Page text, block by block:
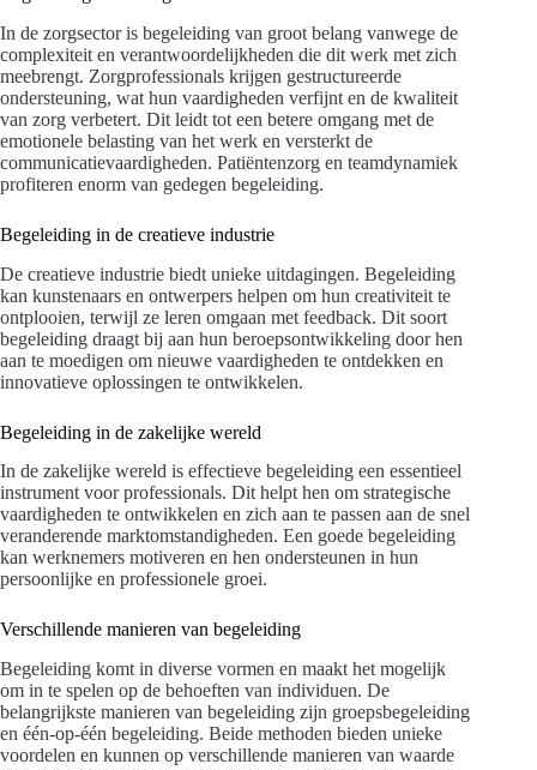
In de zorgsector is begeleiding van groot belang vanwege de
complexiteit en verantwoordelijkheden die dit werk met zich
meebrengt. Zorgprofessionals krijgen gestructureerde
ondersteuning, wat hun vaardigheden verfijnt en de kwaliteit
van zorg verbetert. Dit leidt tot een betere omgang met de
emotionele belasting van het werk en versterkt de
communicatievaardigheden. Patiëntenzorg en teamdynamiek
profiteren enorm van gedegen begeleiding.
Begeleiding in de creatieve industrie
De creatieve industrie biedt unieke uitdagingen. Begeleiding
kan kunstenaars en ontwerpers helpen om hun creativiteit te
ontplooien, terwijl ze leren omgaan met feedback. Dit soort
begeleiding draagt bij aan hun beroepsontwikkeling door hen
aan te moedigen om nieuwe vaardigheden te ontdekken en
innovatieve oplossingen te ontwikkelen.
Begeleiding in de zakelijke wereld
In de zakelijke wereld is effectieve begeleiding een essentieel
instrument voor professionals. Dit helpt hen om strategische
vaardigheden te ontwikkelen en zich aan te passen aan de snel
veranderende marktomstandigheden. Een goede begeleiding
kan werknemers motiveren en hen ondersteunen in hun
persoonlijke en professionele groei.
Verschillende manieren van begeleiding
Begeleiding komt in diverse vormen en maakt het mogelijk
om in te spelen op de behoeften van individuen. De
belangrijkste manieren van begeleiding zijn groepsbegeleiding
en één-op-één begeleiding. Beide methoden bieden unieke
voordelen en kunnen op verschillende manieren van waarde